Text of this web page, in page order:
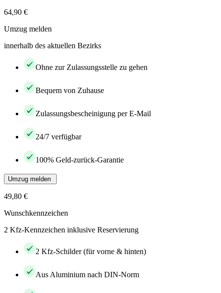
64,90 €
Umzug melden
innerhalb des aktuellen Bezirks
Ohne zur Zulassungsstelle zu gehen
Bequem von Zuhause
Zulassungsbescheinigung per E-Mail
24/7 verfügbar
100% Geld-zurück-Garantie
Umzug melden
49,80 €
Wunschkennzeichen
2 Kfz-Kennzeichen inklusive Reservierung
2 Kfz-Schilder (für vorne & hinten)
Aus Aluminium nach DIN-Norm